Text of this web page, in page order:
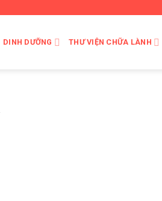
DINH DƯỠNG THƯ VIỆN CHỮA LÀNH